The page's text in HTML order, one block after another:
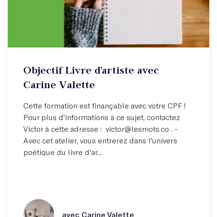
Objectif Livre d'artiste avec
Carine Valette
Cette formation est finançable avec votre CPF !
Pour plus d'informations à ce sujet, contactez
Victor à cette adresse : victor@lesmots.co . -
Avec cet atelier, vous entrerez dans l'univers
poétique du livre d'ar...
avec Carine Valette